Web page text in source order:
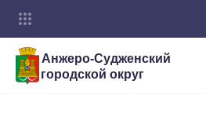
Анжеро-Судженский
городской округ